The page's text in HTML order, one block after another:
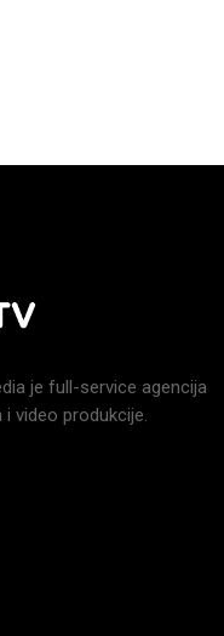
je full-service agencija
video produkcije.